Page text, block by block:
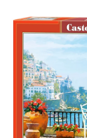
hvězdiček.